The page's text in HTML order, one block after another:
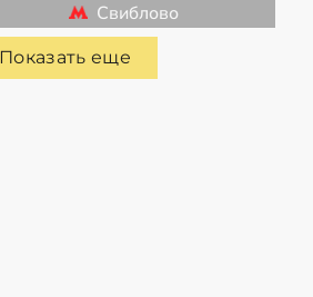
Свиблово
Показать еще